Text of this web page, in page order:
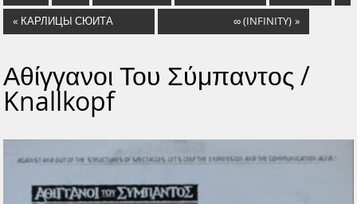
« КАРЛИЦЫ СЮИТА ∞ (INFINITY) »
Αθίγγανοι Του Σύμπαντος /
Knallkopf